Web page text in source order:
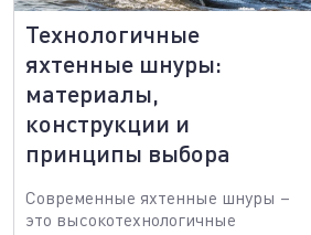
Технологичные
яхтенные шнуры:
материалы,
конструкции и
принципы выбора
Современные яхтенные шнуры –
это высокотехнологичные